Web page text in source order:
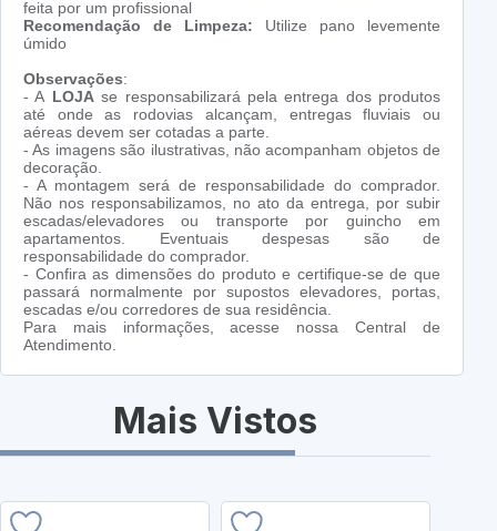
feita por um profissional
Recomendação de Limpeza: Utilize pano levemente
úmido
Observações:
- A LOJAse responsabilizará pela entrega dos produtos
até onde as rodovias alcançam, entregas fluviais ou
aéreas devem ser cotadas a parte.
- As imagens são ilustrativas, não acompanham objetos de
decoração.
- A montagem será de responsabilidade do comprador.
Não nos responsabilizamos, no ato da entrega, por subir
escadas/elevadores ou transporte por guincho em
apartamentos. Eventuais despesas são de
responsabilidade do comprador.
- Confira as dimensões do produto e certifique-se de que
passará normalmente por supostos elevadores, portas,
escadas e/ou corredores de sua residência.
Para mais informações, acesse nossa Central de
Atendimento.
Mais Vistos